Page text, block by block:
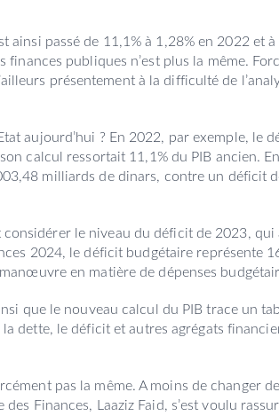
passé de 11,1% à 1,28% en 2022 et à
publiques n’est plus la même.
présentement à la difficulté de
aujourd’hui ? En 2022, par exemple, le
calcul ressortait 11,1% du PIB ancien.
milliards de dinars, contre un déficit
le niveau du déficit de 2023, qui
2024, le déficit budgétaire représente
en matière de dépenses
que le nouveau calcul du PIB trace un
dette, le déficit et autres agrégats
pas la même. A moins de changer
Finances, Laaziz Faid, s’est voulu